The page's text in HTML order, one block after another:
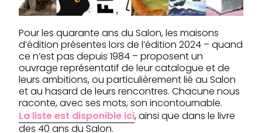
Pour les quarante ans du Salon, les maisons
d’édition présentes lors de l’édition 2024 – quand
ce n’est pas depuis 1984 – proposent un
ouvrage représentatif de leur catalogue et de
leurs ambitions, ou particulièrement lié au Salon
et au hasard de leurs rencontres. Chacune nous
raconte, avec ses mots, son incontournable.
La liste est disponible ici, ainsi que dans le livre
des 40 ans du Salon.